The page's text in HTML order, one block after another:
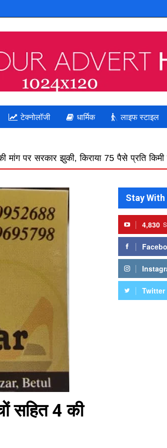
टेक्नोलॉजी धार्मिक लाइफ स्टाइल
किराया 75 पैसे प्रति किमी बढ़ा; बैतूल से
सहित 4 की
Stay With
4,830
Twitter